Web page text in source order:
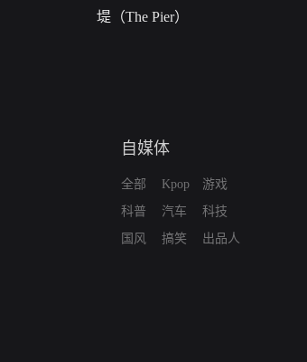
堤（The Pier）
自媒体
全部
科普
国风
Kpop
汽车
搞笑
游戏
科技
出品人